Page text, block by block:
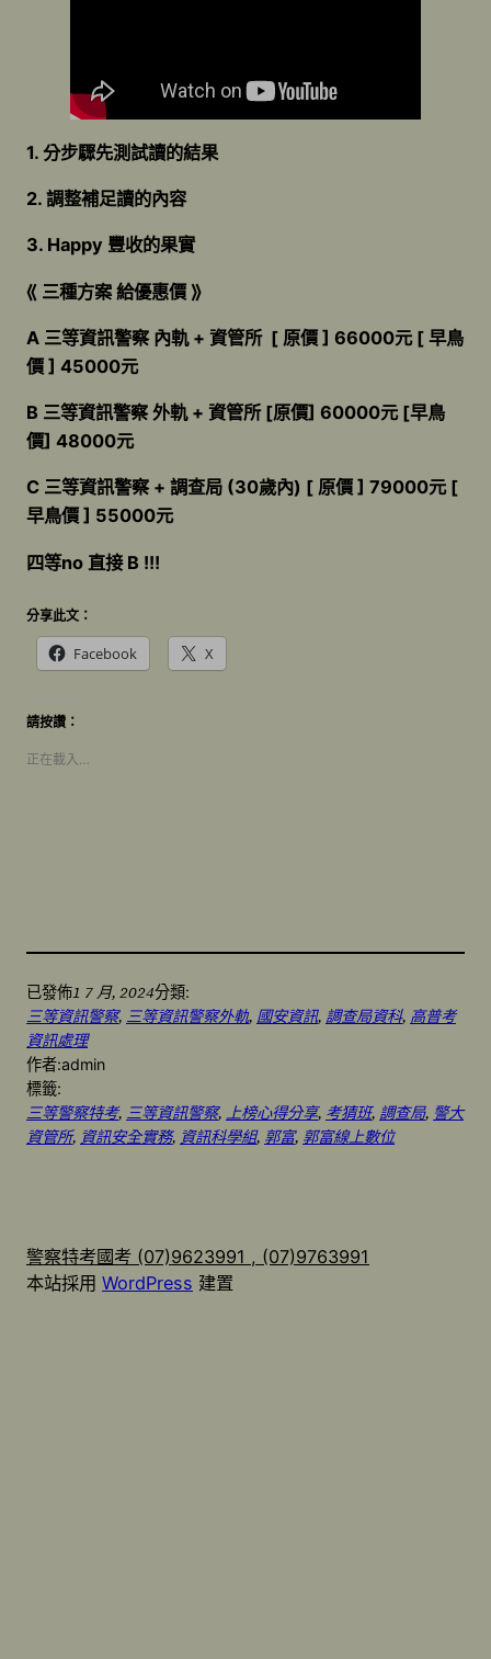
1. 分步驟先測試讀的結果
2. 調整補足讀的內容
3. Happy 豐收的果實
⟪ 三種方案 給優惠價 ⟫
A 三等資訊警察 內軌 + 資管所 [ 原價 ] 66000元 [ 早鳥
價 ] 45000元
B 三等資訊警察 外軌 + 資管所 [原價] 60000元 [早鳥
價] 48000元
C 三等資訊警察 + 調查局 (30歲內) [ 原價 ] 79000元 [
早鳥價 ] 55000元
四等no 直接 B !!!
分享此文：
Facebook X
請按讚：
正在載入…
已發佈1 7 月, 2024分類:
三等資訊警察, 三等資訊警察外軌, 國安資訊, 調查局資科, 高普考
資訊處理
作者:admin
標籤:
三等警察特考, 三等資訊警察, 上榜心得分享, 考猜班, 調查局, 警大
資管所, 資訊安全實務, 資訊科學組, 郭富, 郭富線上數位
警察特考國考 (07)9623991 , (07)9763991
本站採用 WordPress 建置